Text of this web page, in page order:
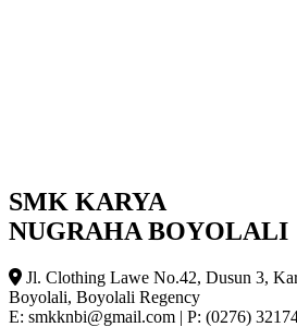
SMK KARYA
NUGRAHA BOYOLALI
Jl. Clothing Lawe No.42, Dusun 3,
Boyolali, Boyolali Regency
E: smkknbi@gmail.com | P: (0276)